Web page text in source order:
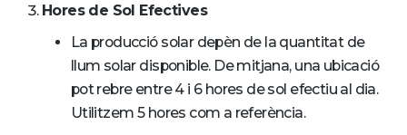
Hores de Sol Efectives
La producció solar depèn de la quantitat de
llum solar disponible. De mitjana, una ubicació
pot rebre entre 4 i 6 hores de sol efectiu al dia.
Utilitzem 5 hores com a referència.